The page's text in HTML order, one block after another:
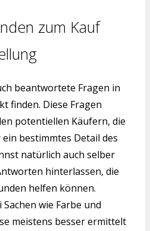
zum Kauf
beantwortete Fragen in
finden. Diese Fragen
potentiellen Käufern, die
bestimmtes Detail des
natürlich auch selber
hinterlassen, die
helfen können.
wie Farbe und
meistens besser ermittelt